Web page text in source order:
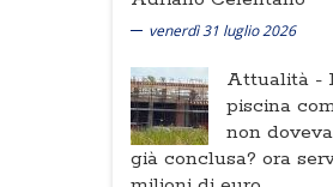
venerdì 31 luglio 2026
Attualità -
piscina
non
già conclusa? ora